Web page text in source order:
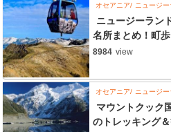
オセアニア ニュージ
ニュージーラン
名所まとめ！町
8984 view
オセアニア ニュージ
マウントクック
のトレッキング